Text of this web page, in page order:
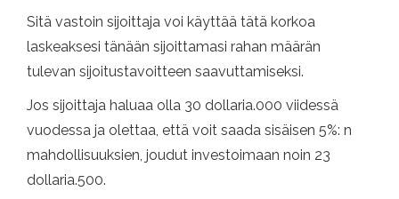
Sitä vastoin sijoittaja voi käyttää tätä korkoa
laskeaksesi tänään sijoittamasi rahan määrän
tulevan sijoitustavoitteen saavuttamiseksi.
Jos sijoittaja haluaa olla 30 dollaria.000 viidessä
vuodessa ja olettaa, että voit saada sisäisen 5%: n
mahdollisuuksien, joudut investoimaan noin 23
dollaria.500.